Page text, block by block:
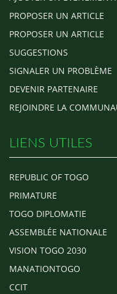
PROPOSER UN ARTICLE
PROPOSER UN ARTICLE
SUGGESTIONS
SIGNALER UN PROBLÈME
DEVENIR PARTENAIRE
REJOINDRE LA
LIENS UTILES
REPUBLIC OF TOGO
PRIMATURE
TOGO DIPLOMATIE
ASSEMBLÉE NATIONALE
VISION TOGO 2030
MANATIONTOGO
CCIT